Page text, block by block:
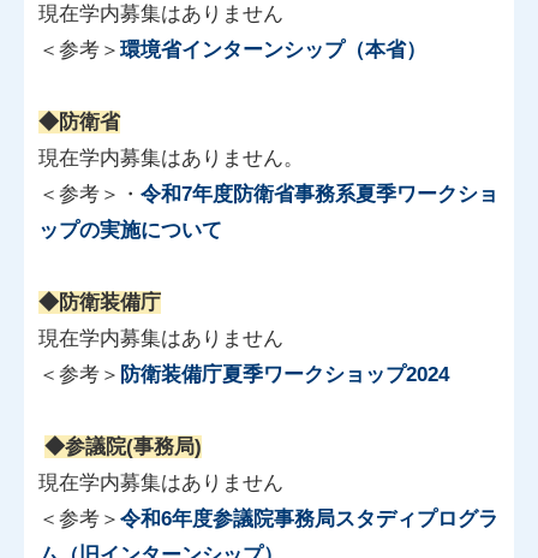
現在学内募集はありません
＜参考＞ 環境省インターンシップ（本省）
◆防衛省
現在学内募集はありません。
＜参考＞・ 令和7年度防衛省事務系夏季ワークショ
ップの実施について
◆防衛装備庁
現在学内募集はありません
＜参考＞ 防衛装備庁夏季ワークショップ2024
◆参議院(事務局)
現在学内募集はありません
＜参考＞ 令和6年度参議院事務局スタディプログラ